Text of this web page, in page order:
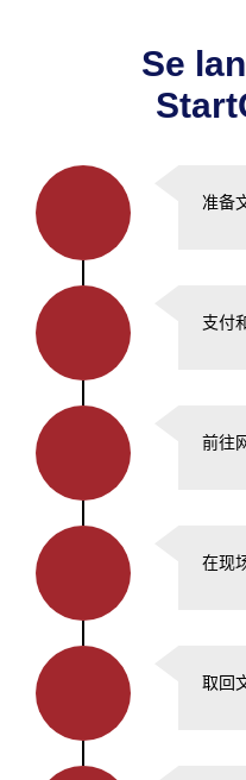
Se
准备
支付
前往
在现
取回